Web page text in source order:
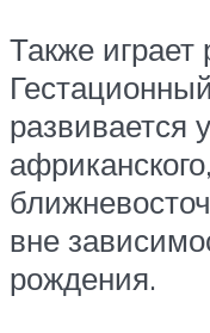
Также играет
развивается
вне
рождения.